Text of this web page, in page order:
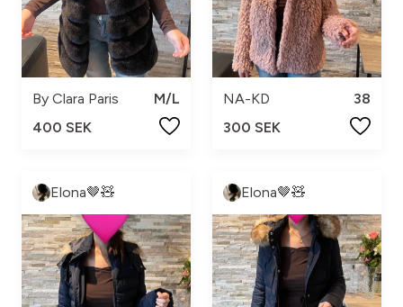
By Clara Paris
M/L
400 SEK
NA-KD
38
300 SEK
Elona🤎🧸 Elona🤎🧸